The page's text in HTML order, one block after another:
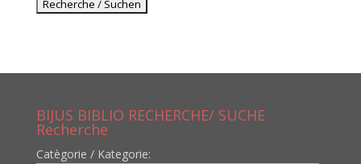
BIJUS BIBLIO RECHERCHE/ SUCHE
Recherche
Catègorie / Kategorie: